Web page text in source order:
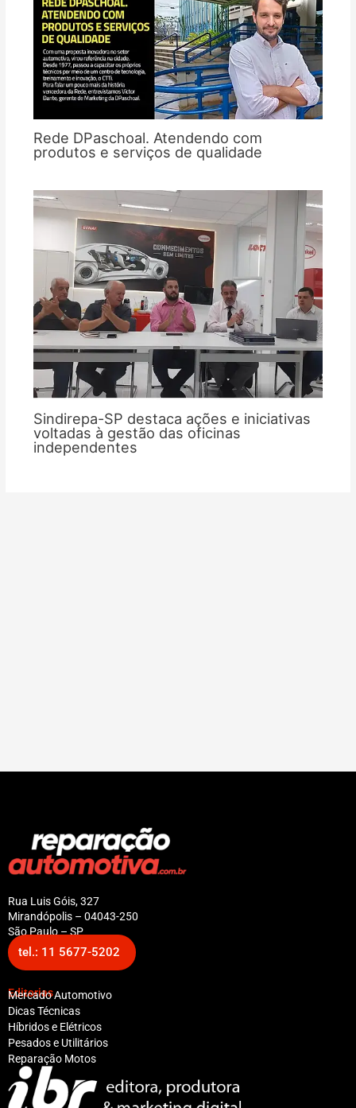
Rede DPaschoal. Atendendo com
produtos e serviços de qualidade
Sindirepa-SP destaca ações e iniciativas
voltadas à gestão das oficinas
independentes
Rua Luis Góis, 327
Mirandópolis – 04043-250
São Paulo – SP
tel.: 11 5677-5202
Editorias
Mercado Automotivo
Dicas Técnicas
Híbridos e Elétricos
Pesados e Utilitários
Reparação Motos